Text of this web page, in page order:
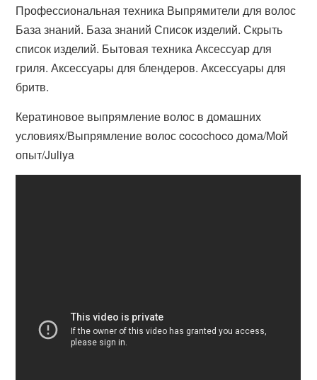
Профессиональная техника Выпрямители для волос
База знаний. База знаний Список изделий. Скрыть
список изделий. Бытовая техника Аксессуар для
гриля. Аксессуары для блендеров. Аксессуары для
бритв.
Кератиновое выпрямление волос в домашних
условиях/Выпрямление волос cocochoco дома/Мой
опыт/Juliya